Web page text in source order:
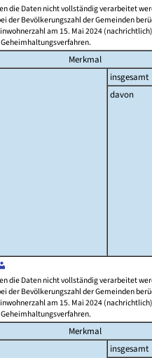
die Daten nicht vollständig verarbeitet
der Bevölkerungszahl der Gemeinden
am 15. Mai 2024
Merkmal
insgesamt
davon
die Daten nicht vollständig verarbeitet
der Bevölkerungszahl der Gemeinden
am 15. Mai 2024
Merkmal
insgesamt